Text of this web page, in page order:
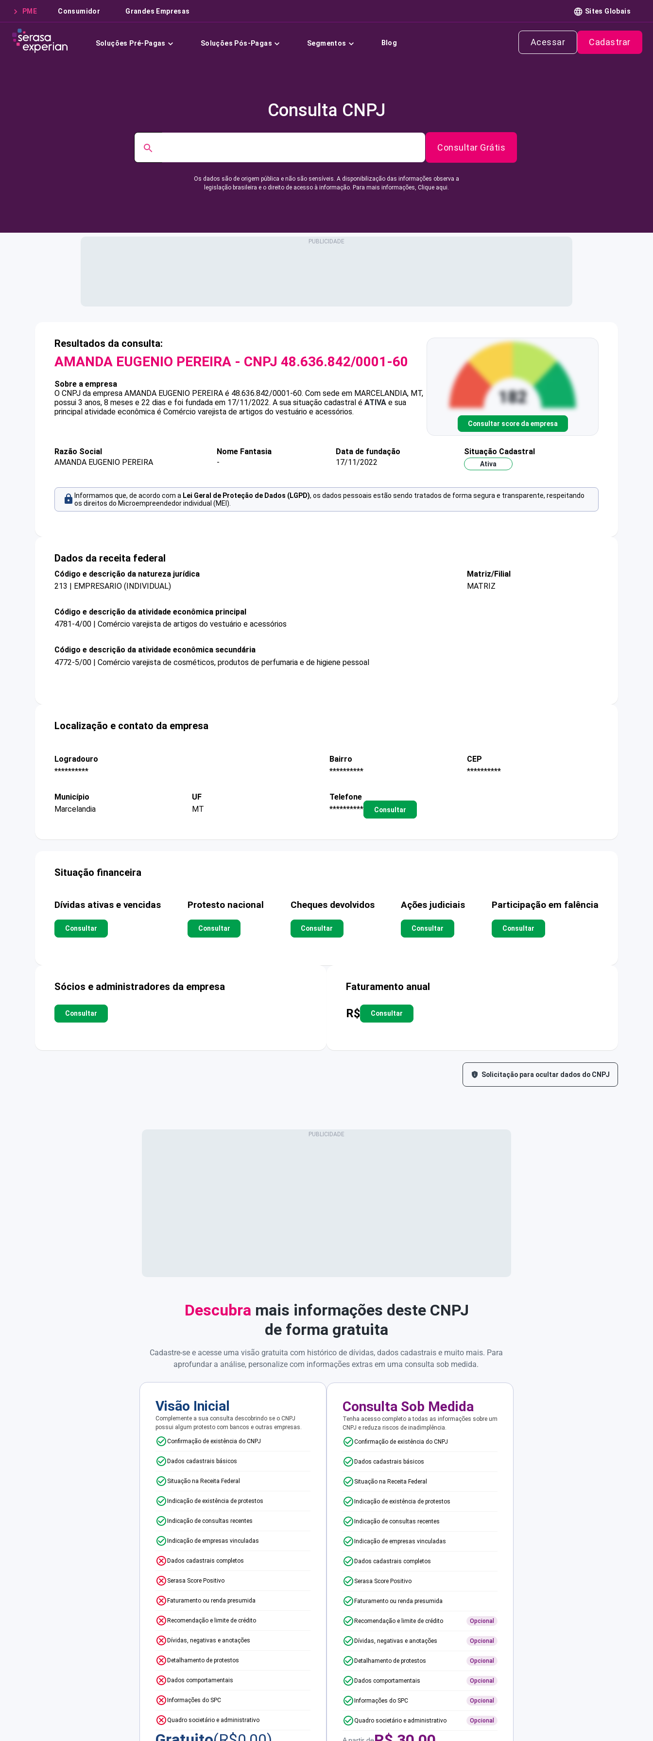
PME Consumidor Grandes Empresas Sites Globais
Soluções Pré-Pagas Soluções Pós-Pagas Segmentos Blog Acessar Cadastrar
Consulta CNPJ
Consultar Grátis
Os dados são de origem pública e não são sensíveis. A disponibilização das informações observa a
legislação brasileira e o direito de acesso à informação. Para mais informações, Clique aqui.
Resultados da consulta:
AMANDA EUGENIO PEREIRA - CNPJ 48.636.842/0001-60
Sobre a empresa
O CNPJ da empresa AMANDA EUGENIO PEREIRA é 48.636.842/0001-60. Com sede em MARCELANDIA, MT,
possui 3 anos, 8 meses e 22 dias e foi fundada em 17/11/2022. A sua situação cadastral é ATIVA e sua
principal atividade econômica é Comércio varejista de artigos do vestuário e acessórios.
Consultar score da empresa
Razão Social
AMANDA EUGENIO PEREIRA
Nome Fantasia
-
Data de fundação
17/11/2022
Situação Cadastral
Ativa
Informamos que, de acordo com a Lei Geral de Proteção de Dados (LGPD), os dados pessoais estão sendo tratados de forma segura e transparente, respeitando
os direitos do Microempreendedor individual (MEI).
Dados da receita federal
Código e descrição da natureza jurídica
213 | EMPRESARIO (INDIVIDUAL)
Matriz/Filial
MATRIZ
Código e descrição da atividade econômica principal
4781-4/00 | Comércio varejista de artigos do vestuário e acessórios
Código e descrição da atividade econômica secundária
4772-5/00 | Comércio varejista de cosméticos, produtos de perfumaria e de higiene pessoal
Localização e contato da empresa
Logradouro
**********
Bairro
**********
CEP
**********
Município
Marcelandia
UF
MT
Telefone
**********
Consultar
Situação financeira
Dívidas ativas e vencidas
Consultar
Protesto nacional
Consultar
Cheques devolvidos
Consultar
Ações judiciais
Consultar
Participação em falência
Consultar
Sócios e administradores da empresa
Consultar
Faturamento anual
R$ Consultar
Solicitação para ocultar dados do CNPJ
Descubra mais informações deste CNPJ
de forma gratuita
Cadastre-se e acesse uma visão gratuita com histórico de dívidas, dados cadastrais e muito mais. Para
aprofundar a análise, personalize com informações extras em uma consulta sob medida.
Visão Inicial
Complemente a sua consulta descobrindo se o CNPJ
possui algum protesto com bancos e outras empresas.
Confirmação de existência do CNPJ
Dados cadastrais básicos
Situação na Receita Federal
Indicação de existência de protestos
Indicação de consultas recentes
Indicação de empresas vinculadas
Dados cadastrais completos
Serasa Score Positivo
Faturamento ou renda presumida
Recomendação e limite de crédito
Dívidas, negativas e anotações
Detalhamento de protestos
Dados comportamentais
Informações do SPC
Quadro societário e administrativo
Consulta Sob Medida
Tenha acesso completo a todas as informações sobre um
CNPJ e reduza riscos de inadimplência.
Confirmação de existência do CNPJ
Dados cadastrais básicos
Situação na Receita Federal
Indicação de existência de protestos
Indicação de consultas recentes
Indicação de empresas vinculadas
Dados cadastrais completos
Serasa Score Positivo
Faturamento ou renda presumida
Recomendação e limite de crédito Opcional
Dívidas, negativas e anotações Opcional
Detalhamento de protestos Opcional
Dados comportamentais Opcional
Informações do SPC Opcional
Quadro societário e administrativo Opcional